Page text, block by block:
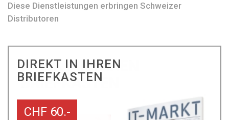
Diese Dienstleistungen erbringen Schweizer
Distributoren
DIREKT IN IHREN
BRIEFKASTEN
CHF 60.-